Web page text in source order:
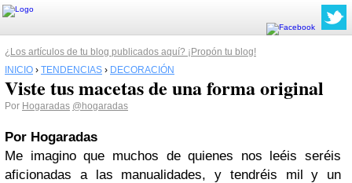
¿Los artículos de tu blog publicados aquí? ¡Propón tu blog!
INICIO › TENDENCIAS › DECORACIÓN
Viste tus macetas de una forma original
Por Hogaradas @hogaradas
Por Hogaradas
Me imagino que muchos de quienes nos leéis seréis
aficionadas a las manualidades, y tendréis mil y un